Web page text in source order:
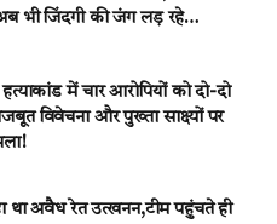
अब भी जिंदगी की जंग लड़ रहे…
में चार आरोपियों को दो-दो
विवेचना और पुख्ता साक्ष्यों पर
था अवैध रेत उत्खनन,टीम पहुंचते ही